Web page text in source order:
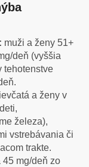
muži a ženy 51+
deň (vyššia
tehotenstve
a ženy v
železa),
vstrebávania či
trakte.
45 mg/deň zo